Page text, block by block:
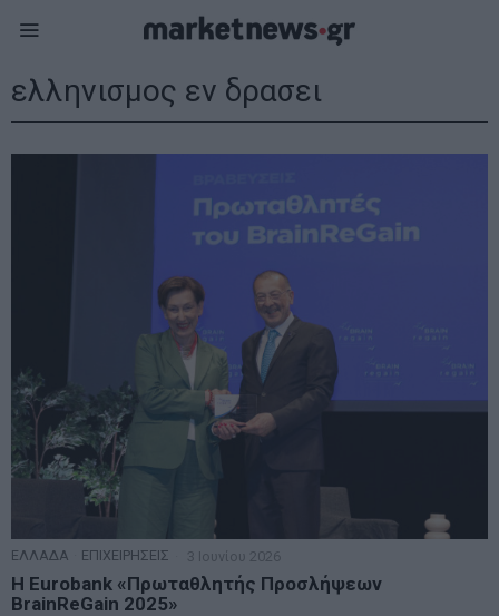
ελληνισμος εν δρασει
ΕΛΛΑΔΑ ΕΠΙΧΕΙΡΗΣΕΙΣ 3 Ιουνίου 2026
Η Eurobank «Πρωταθλητής Προσλήψεων
BrainReGain 2025»